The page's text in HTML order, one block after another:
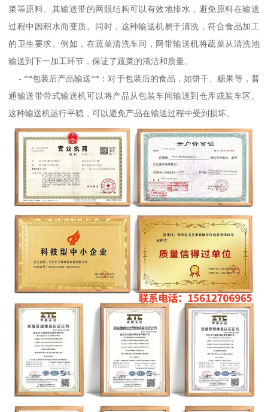
菜等原料。其输送带的网眼结构可以有效地排水，避免原料在输送
过程中因积水而变质。同时，这种输送机易于清洗，符合食品加工
的卫生要求。例如，在蔬菜清洗车间，网带输送机将蔬菜从清洗池
输送到下一加工环节，保证了蔬菜的清洁和质量。
- **包装后产品输送**：对于包装后的食品，如饼干、糖果等，普
通输送带带式输送机可以将产品从包装车间输送到仓库或装车区。
这种输送机运行平稳，可以避免产品在输送过程中受到损坏。